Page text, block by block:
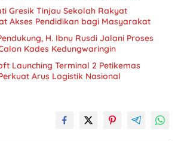
Gresik Tinjau Sekolah Rakyat
Akses Pendidikan bagi Masyarakat
H. Ibnu Rusdi Jalani Proses
Kades Kedungwaringin
Launching Terminal 2 Petikemas
Arus Logistik Nasional